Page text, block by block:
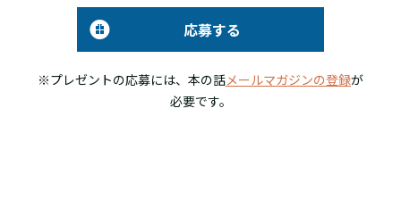
応募する
※プレゼントの応募には、本の話メールマガジンの登録が
必要です。